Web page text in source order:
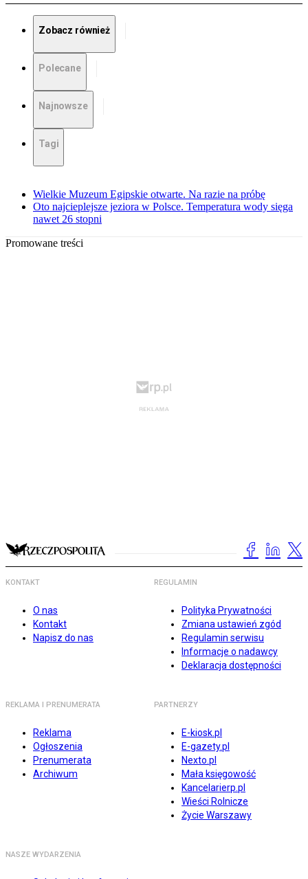
Zobacz również
Polecane
Najnowsze
Tagi
Wielkie Muzeum Egipskie otwarte. Na razie na próbę
Oto najcieplejsze jeziora w Polsce. Temperatura wody sięga
nawet 26 stopni
Promowane treści
KONTAKT
O nas
Kontakt
Napisz do nas
REGULAMIN
Polityka Prywatności
Zmiana ustawień zgód
Regulamin serwisu
Informacje o nadawcy
Deklaracja dostępności
REKLAMA I PRENUMERATA
Reklama
Ogłoszenia
Prenumerata
Archiwum
PARTNERZY
E-kiosk.pl
E-gazety.pl
Nexto.pl
Mała księgowość
Kancelarierp.pl
Wieści Rolnicze
Życie Warszawy
NASZE WYDARZENIA